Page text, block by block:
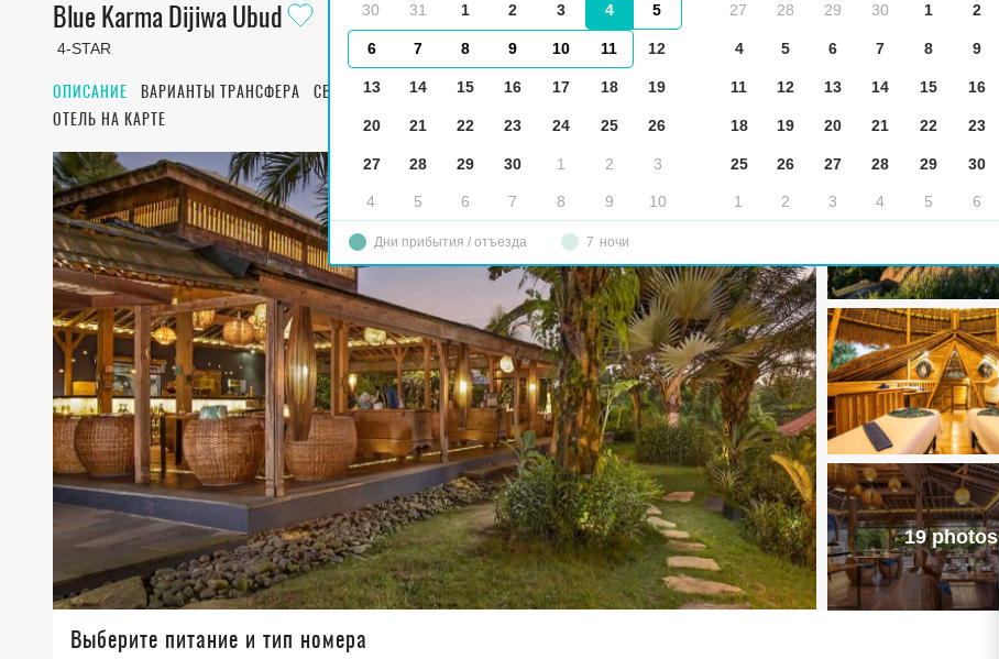
30 31 1 2 3 4 5
6 7 8 9 10 11 12
13 14 15 16 17 18 19
20 21 22 23 24 25 26
27 28 29 30 1 2 3
4 5 6 7 8 9 10
27 28 29 30 1 2
4 5 6 7 8 9
11 12 13 14 15 16
18 19 20 21 22 23
25 26 27 28 29 30
1 2 3 4 5 6
Дни прибытия / отъезда 7 ночи
Blue Karma Dijiwa Ubud
4-STAR
ОПИСАНИЕ ВАРИАНТЫ ТРАНСФЕРА СВОЙСТВА НОМЕРА ПИТАНИЕ И ТИП НОМЕРА ДОПОЛНИТЕЛЬНАЯ ИНФОРМАЦИЯ
ОТЗЫВЫ
ОТЕЛЬ НА КАРТЕ
19 photos
Выберите питание и тип номера